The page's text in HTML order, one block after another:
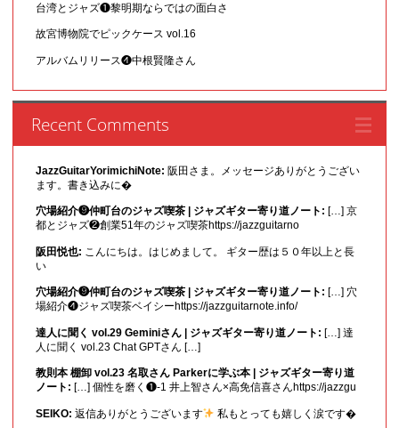
台湾とジャズ❶黎明期ならではの面白さ
故宮博物院でピックケース vol.16
アルバムリリース❹中根賢隆さん
Recent Comments
JazzGuitarYorimichiNote: 阪田さま。メッセージありがとうござい
ます。書き込みに�
穴場紹介❾仲町台のジャズ喫茶 | ジャズギター寄り道ノート: […] 京
都とジャズ❷創業51年のジャズ喫茶https://jazzguitarno
阪田悦也: こんにちは。はじめまして。 ギター歴は５０年以上と長
い
穴場紹介❾仲町台のジャズ喫茶 | ジャズギター寄り道ノート: […] 穴
場紹介❹ジャズ喫茶ベイシーhttps://jazzguitarnote.info/
達人に聞く vol.29 Geminiさん | ジャズギター寄り道ノート: […] 達
人に聞く vol.23 Chat GPTさん […]
教則本 棚卸 vol.23 名取さん Parkerに学ぶ本 | ジャズギター寄り道
ノート: […] 個性を磨く❶-1 井上智さん×高免信喜さんhttps://jazzgu
SEIKO: 返信ありがとうございます 私もとっても嬉しく涙です�